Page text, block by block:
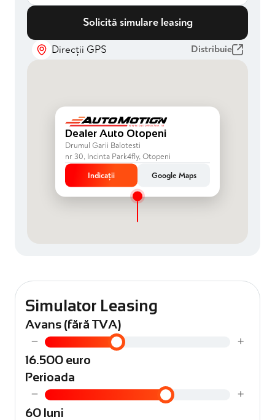
adaptate
Solicită simulare leasing
Direcții GPS Distribuie
Dealer Auto Otopeni
Drumul Garii Balotesti
nr 30, Incinta Park4fly, Otopeni
Indicații
Google Maps
Simulator Leasing
Avans (fără TVA)
− +
16.500 euro
Perioada
− +
60 luni